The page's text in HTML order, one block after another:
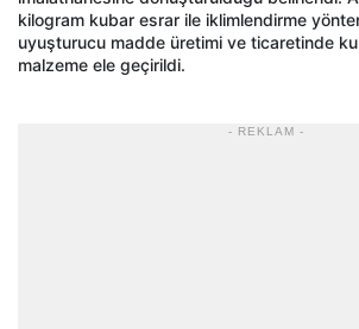
kilogram kubar esrar ile iklimlendirme
uyuşturucu madde üretimi ve ticaretinde
malzeme ele geçirildi.
- REKLAM -